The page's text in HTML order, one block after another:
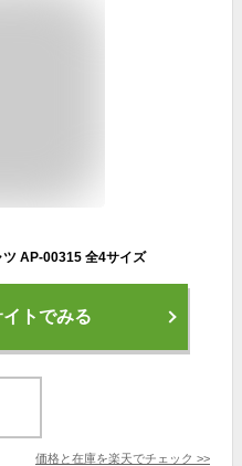
AP-00315 全4サイズ
トでみる
価格と在庫を楽天でチェック >>